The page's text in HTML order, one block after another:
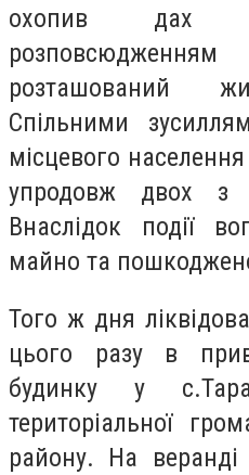
охопив дах
розташований
Спільними
місцевого
упродовж двох з
Внаслідок події
майно та пошкоджено
Того ж дня
цього разу в
будинку у
територіальної
району. На